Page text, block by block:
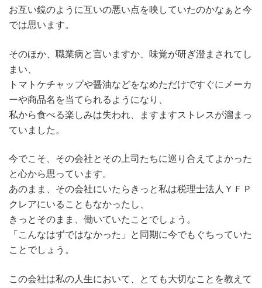
お互い鏡のように互いの悪い点を映していたのかなぁと今
では思います。
そのほか、職業病と言いますか、味覚が研ぎ澄まされてし
まい、
トマトケチャップや醤油などをなめただけですぐにメーカ
ーや商品名を当てられるようになり、
私から食べる楽しみは失われ、ますますストレスが溜まっ
ていました。
今でこそ、その会社とその上司たちに巡り合えてよかった
と心から思っています。
あのまま、その会社にいたらきっと私は税理士法人ＹＦＰ
クレアにいることもなかったし、
きっとそのまま、働いていたことでしょう。
「こんなはずではなかった」と同期に今でもぐちっていた
ことでしょう。
この会社は私の人生において、とても大切なことを教えて